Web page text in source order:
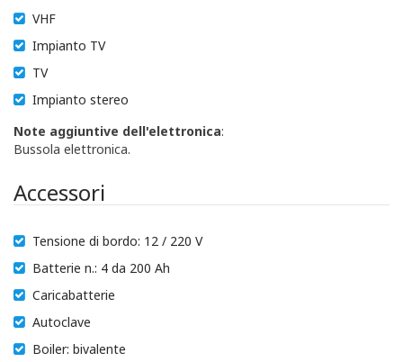
VHF
Impianto TV
TV
Impianto stereo
Note aggiuntive dell'elettronica:
Bussola elettronica.
Accessori
Tensione di bordo: 12 / 220 V
Batterie n.: 4 da 200 Ah
Caricabatterie
Autoclave
Boiler: bivalente